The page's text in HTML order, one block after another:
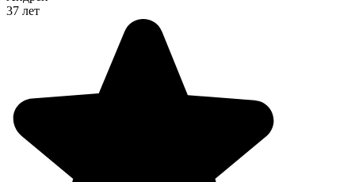
37 лет